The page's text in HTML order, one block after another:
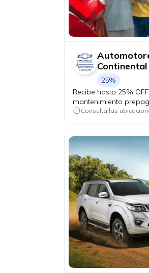
Continental
25%
Recibe hasta 25%
mantenimiento
alineación y balanceo